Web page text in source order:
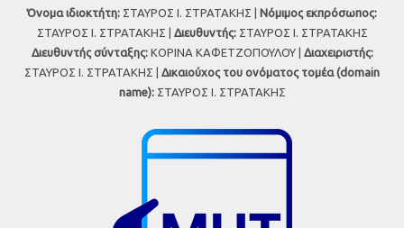
Όνομα ιδιοκτήτη: ΣΤΑΥΡΟΣ Ι. ΣΤΡΑΤΑΚΗΣ | Νόμιμος εκπρόσωπος:
ΣΤΑΥΡΟΣ Ι. ΣΤΡΑΤΑΚΗΣ | Διευθυντής:ΣΤΑΥΡΟΣ Ι. ΣΤΡΑΤΑΚΗΣ
Διευθυντής σύνταξης:ΚΟΡΙΝΑ ΚΑΦΕΤΖΟΠΟΥΛΟΥ | Διαχειριστής:
ΣΤΑΥΡΟΣ Ι. ΣΤΡΑΤΑΚΗΣ | Δικαιούχος του ονόματος τομέα (domain
name):ΣΤΑΥΡΟΣ Ι. ΣΤΡΑΤΑΚΗΣ